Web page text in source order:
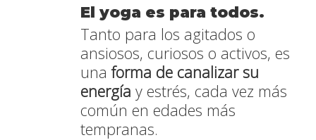
El yoga es para todos.
Tanto para los agitados o
ansiosos, curiosos o activos, es
unaforma de canalizar su
energía y estrés, cada vez más
común en edades más
tempranas.